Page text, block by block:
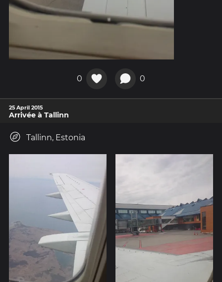
0 0
25 April 2015
Arrivée à Tallinn
Tallinn, Estonia